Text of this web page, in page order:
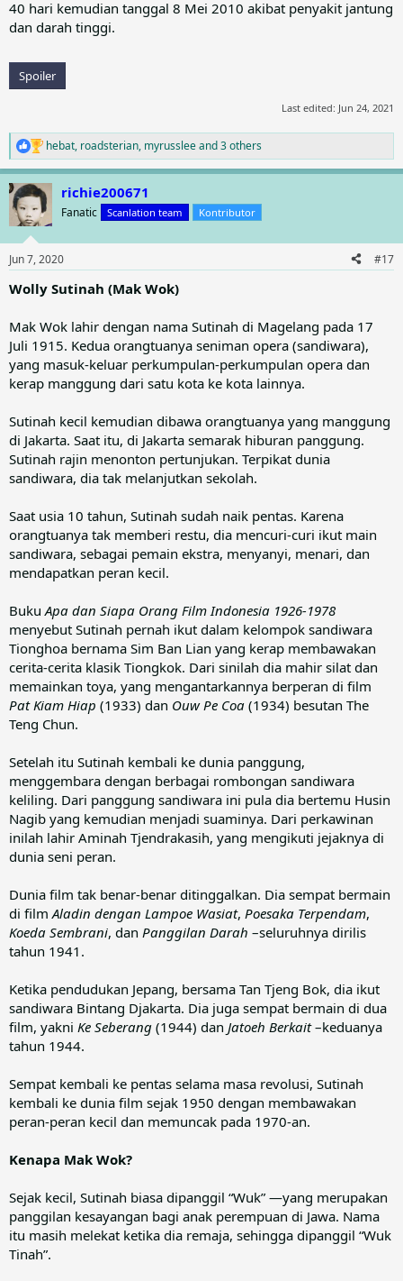
40 hari kemudian tanggal 8 Mei 2010 akibat penyakit jantung
dan darah tinggi.
Spoiler
Last edited: Jun 24, 2021
R
e
a
c
t
i
s
:
hebat, roadsterian, myrussleeand 3 others
richie200671
Fanatic Scanlation team Kontributor
Jun 7, 2020 #17
Wolly Sutinah (Mak Wok)
Mak Wok lahir dengan nama Sutinah di Magelang pada 17
Juli 1915. Kedua orangtuanya seniman opera (sandiwara),
yang masuk-keluar perkumpulan-perkumpulan opera dan
kerap manggung dari satu kota ke kota lainnya.
Sutinah kecil kemudian dibawa orangtuanya yang manggung
di Jakarta. Saat itu, di Jakarta semarak hiburan panggung.
Sutinah rajin menonton pertunjukan. Terpikat dunia
sandiwara, dia tak melanjutkan sekolah.
Saat usia 10 tahun, Sutinah sudah naik pentas. Karena
orangtuanya tak memberi restu, dia mencuri-curi ikut main
sandiwara, sebagai pemain ekstra, menyanyi, menari, dan
mendapatkan peran kecil.
Buku Apa dan Siapa Orang Film Indonesia 1926-1978
menyebut Sutinah pernah ikut dalam kelompok sandiwara
Tionghoa bernama Sim Ban Lian yang kerap membawakan
cerita-cerita klasik Tiongkok. Dari sinilah dia mahir silat dan
memainkan toya, yang mengantarkannya berperan di film
Pat Kiam Hiap (1933) dan Ouw Pe Coa (1934) besutan The
Teng Chun.
Setelah itu Sutinah kembali ke dunia panggung,
menggembara dengan berbagai rombongan sandiwara
keliling. Dari panggung sandiwara ini pula dia bertemu Husin
Nagib yang kemudian menjadi suaminya. Dari perkawinan
inilah lahir Aminah Tjendrakasih, yang mengikuti jejaknya di
dunia seni peran.
Dunia film tak benar-benar ditinggalkan. Dia sempat bermain
di film Aladin dengan Lampoe Wasiat, Poesaka Terpendam,
Koeda Sembrani, dan Panggilan Darah –seluruhnya dirilis
tahun 1941.
Ketika pendudukan Jepang, bersama Tan Tjeng Bok, dia ikut
sandiwara Bintang Djakarta. Dia juga sempat bermain di dua
film, yakni Ke Seberang (1944) dan Jatoeh Berkait–keduanya
tahun 1944.
Sempat kembali ke pentas selama masa revolusi, Sutinah
kembali ke dunia film sejak 1950 dengan membawakan
peran-peran kecil dan memuncak pada 1970-an.
Kenapa Mak Wok?
Sejak kecil, Sutinah biasa dipanggil “Wuk” ―yang merupakan
panggilan kesayangan bagi anak perempuan di Jawa. Nama
itu masih melekat ketika dia remaja, sehingga dipanggil “Wuk
Tinah”.